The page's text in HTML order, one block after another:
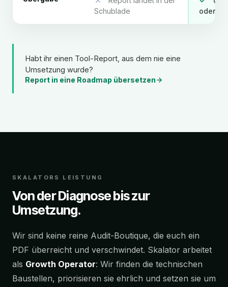
Schublade
oder
Habt ihr einen Tool-Report, aus dem nie eine
Umsetzung wurde?
Report in eine Roadmap übersetzen
SKALATORS LEISTUNG
Von der Diagnose bis zur
Umsetzung.
Wir sind keine reine Audit-Boutique, die euch ein
PDF überreicht und verschwindet. Skalator arbeitet
als Growth Operator: Wir finden die technischen
Baustellen, priorisieren sie ehrlich und setzen sie um